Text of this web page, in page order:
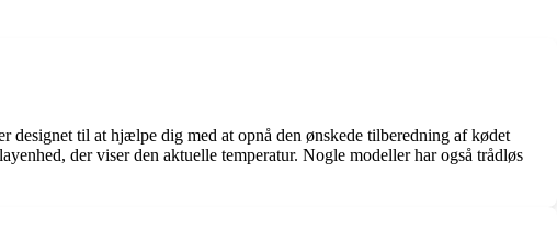
til at hjælpe dig med at opnå den ønskede tilberedning af kødet
der viser den aktuelle temperatur. Nogle modeller har også trådløs